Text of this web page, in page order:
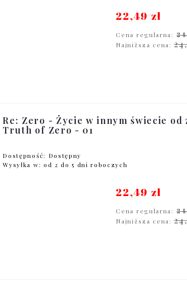
22,49 zł
Cena regularna:
Najniższa cena:
Re: Zero - Życie w innym świecie od
Truth of Zero - 01
Dostępność: Dostępny
Wysyłka w: od 2 do 5 dni roboczych
22,49 zł
Cena regularna:
Najniższa cena: